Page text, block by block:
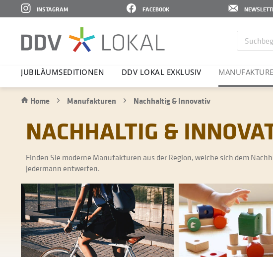
FACEBOOK
INSTAGRAM
JUBI­LÄ­UMS­E­DI­TIONEN DDV LOKAL EXKLUSIV
Home Manufakturen Nachhaltig & Innovativ
NACHHALTIG &
Finden Sie moderne Manufakturen aus der Region, welche sich dem
jedermann entwerfen.